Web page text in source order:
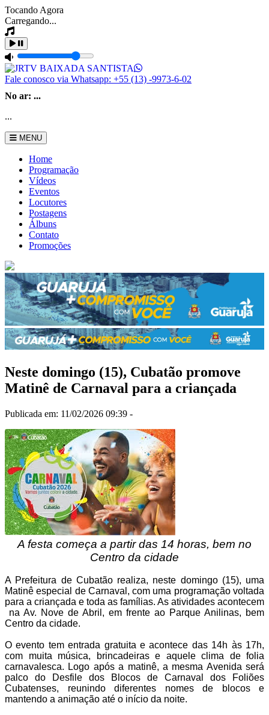
Tocando Agora
Carregando...
Fale conosco via Whatsapp: +55 (13) -9973-6-02
No ar: ...
...
MENU
Home
Programação
Vídeos
Eventos
Locutores
Postagens
Álbuns
Contato
Promoções
Neste domingo (15), Cubatão promove
Matinê de Carnaval para a criançada
Publicada em: 11/02/2026 09:39 -
A festa começa a partir das 14 horas, bem no
Centro da cidade
A Prefeitura de Cubatãorealiza, neste domingo (15), uma
Matinê especial de Carnaval, com uma programação voltada
para a criançada e toda as famílias. As atividades acontecem
na Av. Nove de Abril, em frente ao Parque Anilinas, bem
Centro da cidade.
O evento tem entrada gratuita e acontece das 14h às 17h,
com muita música, brincadeiras e aquele clima de folia
carnavalesca. Logo após a matinê, a mesma Avenida será
palco do Desfile dos Blocos de Carnaval dos Foliões
Cubatenses, reunindo diferentes nomes de blocos e
mantendo a animação até o início da noite.